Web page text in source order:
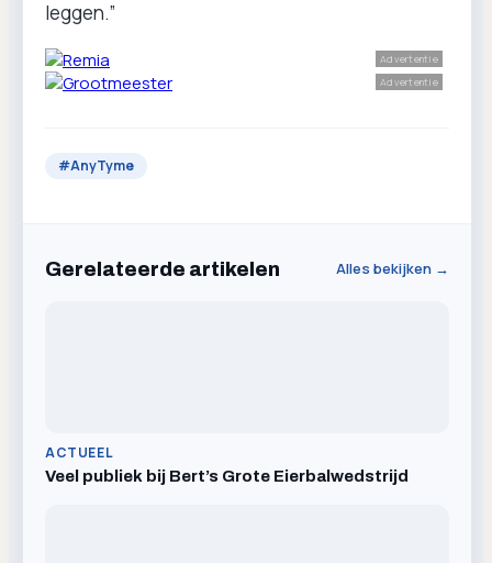
leggen.”
Advertentie
Advertentie
#AnyTyme
Gerelateerde artikelen Alles bekijken →
ACTUEEL
Veel publiek bij Bert’s Grote Eierbalwedstrijd